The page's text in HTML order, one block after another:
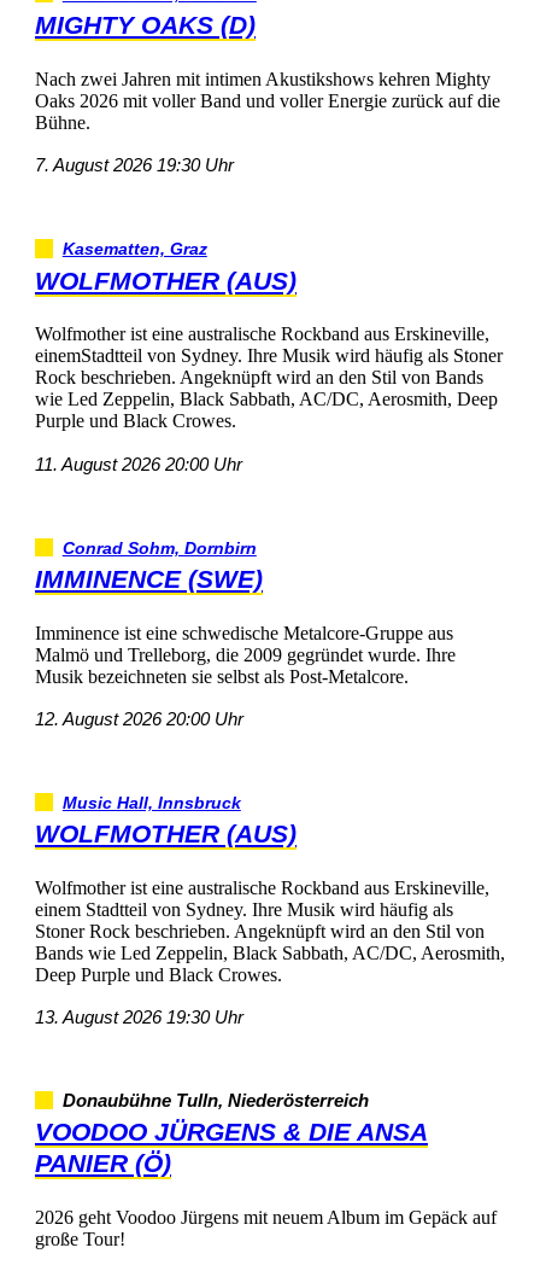
MIGHTYOAKS(D)
NachzweiJahrenmitintimenAkustikshowskehrenMighty
Oaks2026mitvollerBandundvollerEnergiezurückaufdie
Bühne.
7.August202619:30Uhr
Kasematten,Graz
WOLFMOTHER(AUS)
WolfmotheristeineaustralischeRockbandausErskineville,
einemStadtteilvonSydney.IhreMusikwirdhäufigalsStoner
Rockbeschrieben.AngeknüpftwirdandenStilvonBands
wieLedZeppelin,BlackSabbath,AC/DC,Aerosmith,Deep
PurpleundBlackCrowes.
11.August202620:00Uhr
ConradSohm,Dornbirn
IMMINENCE(SWE)
ImminenceisteineschwedischeMetalcore-Gruppeaus
MalmöundTrelleborg,die2009gegründetwurde.Ihre
MusikbezeichnetensieselbstalsPost-Metalcore.
12.August202620:00Uhr
MusicHall,Innsbruck
WOLFMOTHER(AUS)
WolfmotheristeineaustralischeRockbandausErskineville,
einemStadtteilvonSydney.IhreMusikwirdhäufigals
StonerRockbeschrieben.AngeknüpftwirdandenStilvon
BandswieLedZeppelin,BlackSabbath,AC/DC,Aerosmith,
DeepPurpleundBlackCrowes.
13.August202619:30Uhr
DonaubühneTulln,Niederösterreich
VOODOOJÜRGENS&DIEANSA
PANIER(Ö)
2026gehtVoodooJürgensmitneuemAlbumimGepäckauf
großeTour!